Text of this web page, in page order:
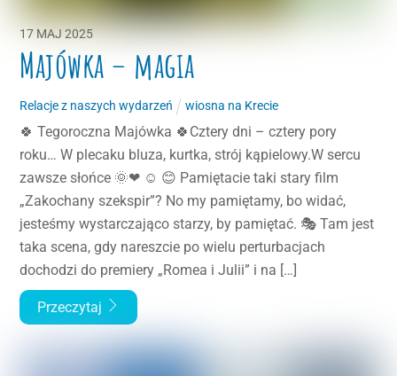
17 MAJ2025
Majówka – magia
Relacje z naszych wydarzeń wiosna na Krecie
🍀 Tegoroczna Majówka 🍀Cztery dni – cztery pory
roku… W plecaku bluza, kurtka, strój kąpielowy.W sercu
zawsze słońce 🌞❤ ☺ 😊 Pamiętacie taki stary film
„Zakochany szekspir”? No my pamiętamy, bo widać,
jesteśmy wystarczająco starzy, by pamiętać. 🎭 Tam jest
taka scena, gdy nareszcie po wielu perturbacjach
dochodzi do premiery „Romea i Julii” i na […]
Przeczytaj